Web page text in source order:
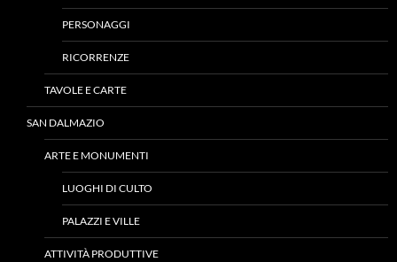
PERSONAGGI
RICORRENZE
TAVOLE E CARTE
SAN DALMAZIO
ARTE E MONUMENTI
LUOGHI DI CULTO
PALAZZI E VILLE
ATTIVITÀ PRODUTTIVE